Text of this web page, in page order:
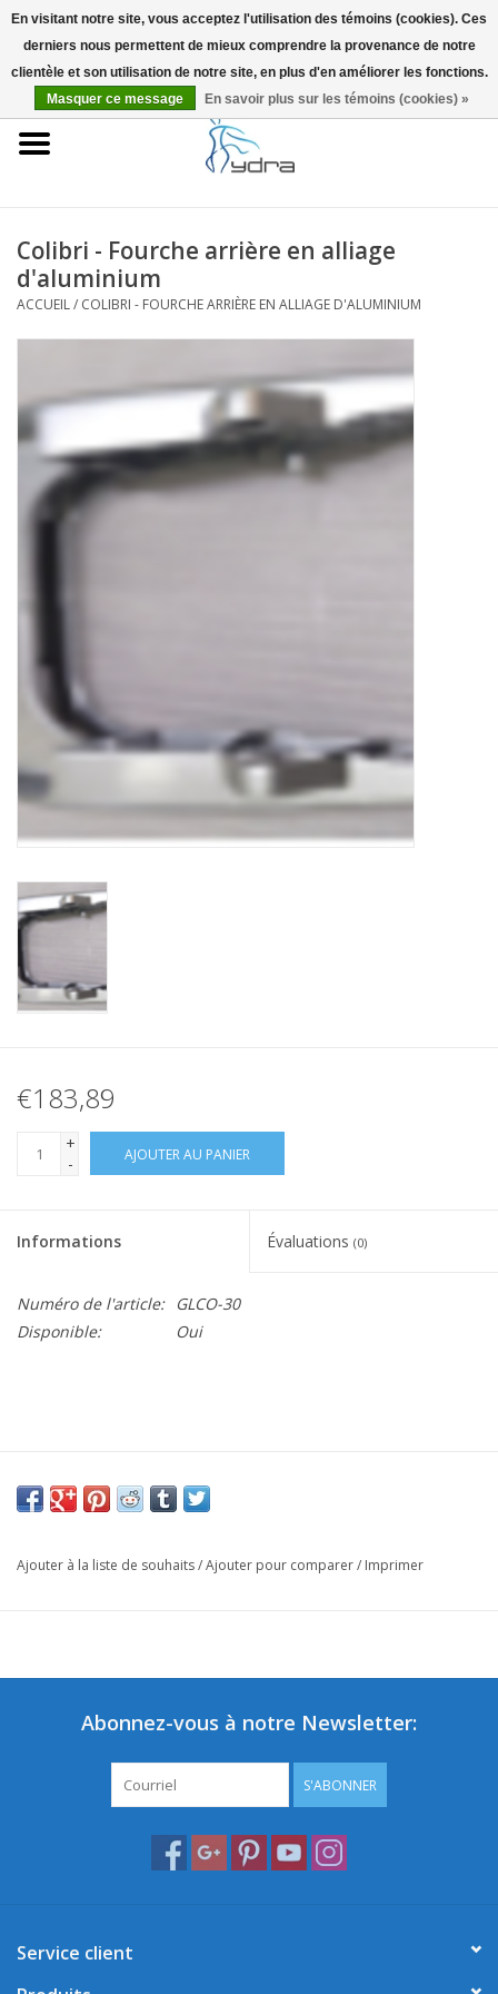
EUR
Accueil
Infos
Blog
Colibri - Fourche arrière en alliage
d'aluminium
ACCUEIL/ COLIBRI - FOURCHE ARRIÈRE EN ALLIAGE D'ALUMINIUM
€183,89
+
-
AJOUTER AU PANIER
Informations Évaluations (0)
Numéro de l'article:
GLCO-30
Disponible:
Oui
Ajouter à la liste de souhaits/Ajouter pour comparer/ Imprimer
Abonnez-vous à notre Newsletter:
S'ABONNER
Service client
En visitant notre site, vous acceptez l'utilisation des témoins (cookies). Ces
derniers nous permettent de mieux comprendre la provenance de notre
clientèle et son utilisation de notre site, en plus d'en améliorer les fonctions.
Masquer ce message
En savoir plus sur les témoins (cookies) »